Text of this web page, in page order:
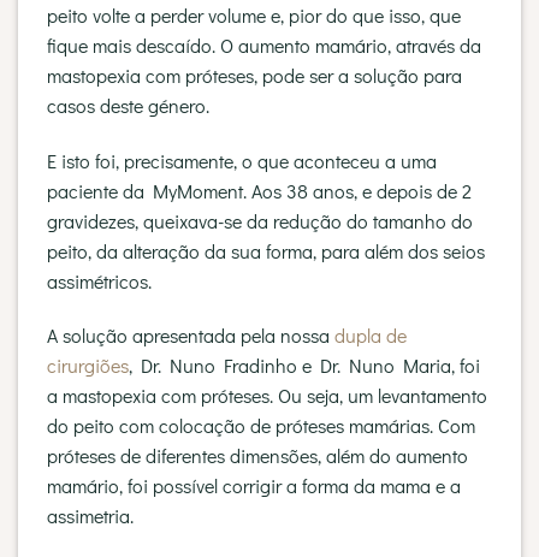
peito volte a perder volume e, pior do que isso, que
fique mais descaído. O aumento mamário, através da
mastopexia com próteses, pode ser a solução para
casos deste género.
E isto foi, precisamente, o que aconteceu a uma
paciente da MyMoment. Aos 38 anos, e depois de 2
gravidezes, queixava-se da redução do tamanho do
peito, da alteração da sua forma, para além dos seios
assimétricos.
A solução apresentada pela nossa dupla de
cirurgiões, Dr. Nuno Fradinho e Dr. Nuno Maria, foi
a mastopexia com próteses. Ou seja, um levantamento
do peito com colocação de próteses mamárias. Com
próteses de diferentes dimensões, além do aumento
mamário, foi possível corrigir a forma da mama e a
assimetria.